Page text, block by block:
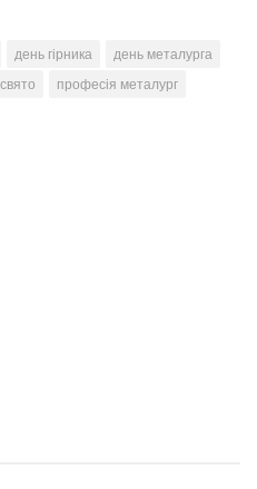
день гірника
день металурга
професія металург